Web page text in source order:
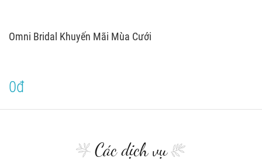
Omni Bridal Khuyến Mãi Mùa Cưới
0đ
Các dịch vụ